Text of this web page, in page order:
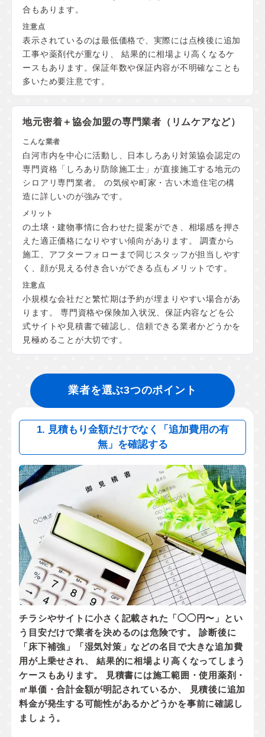
合もあります。
表示されているのは最低価格で、実際には点検後に追加
工事や薬剤代が重なり、 結果的に相場より高くなるケ
ースもあります。保証年数や保証内容が不明確なことも
多いため要注意です。
地元密着＋協会加盟の専門業者（リムケアなど）
白河市内を中心に活動し、日本しろあり対策協会認定の
専門資格「しろあり防除施工士」が直接施工する地元の
シロアリ専門業者。 の気候や町家・古い木造住宅の構
造に詳しいのが強みです。
の土壌・建物事情に合わせた提案ができ、相場感を押さ
えた適正価格になりやすい傾向があります。 調査から
施工、アフターフォローまで同じスタッフが担当しやす
く、顔が見える付き合いができる点もメリットです。
小規模な会社だと繁忙期は予約が埋まりやすい場合があ
ります。 専門資格や保険加入状況、保証内容などを公
式サイトや見積書で確認し、信頼できる業者かどうかを
見極めることが大切です。
業者を選ぶ3つのポイント
1. 見積もり金額だけでなく「追加費用の有
無」を確認する
チラシやサイトに小さく記載された「◯◯円〜」とい
う目安だけで業者を決めるのは危険です。 診断後に
「床下補強」「湿気対策」などの名目で大きな追加費
用が上乗せされ、 結果的に相場より高くなってしまう
ケースもあります。 見積書には施工範囲・使用薬剤・
㎡単価・合計金額が明記されているか、
見積後に追加
料金が発生する可能性があるかどうかを事前に確認し
ましょう。